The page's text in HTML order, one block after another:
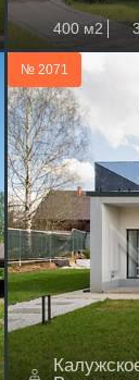
400 м2
№ 2071